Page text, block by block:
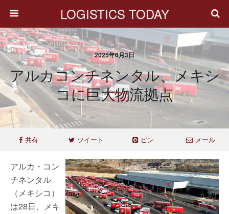
LOGISTICS TODAY
2025年6月3日
アルカコンチネンタル、メキシ
コに巨大物流拠点
共有 ツイート ピン メール
アルカ・コン
チネンタル
（メキシコ）
は28日、メキ